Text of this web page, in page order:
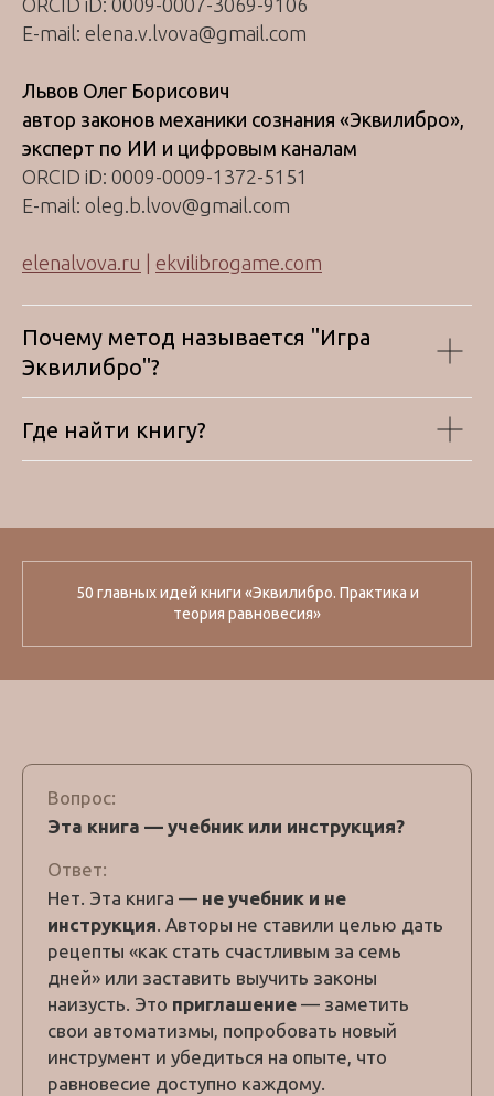
E-mail: elena.v.lvova@gmail.com
Львов Олег Борисович
автор законов механики сознания «Эквилибро»,
эксперт по ИИ и цифровым каналам
ORCID iD: 0009-0009-1372-5151
E-mail: oleg.b.lvov@gmail.com
elenalvova.ru ekvilibrogame.com
Почему метод называется "Игра
Эквилибро"?
Где найти книгу?
50 главных идей книги «Эквилибро. Практика и
теория равновесия»
Вопрос:
Эта книга — учебник или инструкция?
Ответ:
Нет. Эта книга — не учебник и не
инструкция. Авторы не ставили целью дать
рецепты «как стать счастливым за семь
дней» или заставить выучить законы
наизусть. Это приглашение — заметить
свои автоматизмы, попробовать новый
инструмент и убедиться на опыте, что
равновесие доступно каждому.